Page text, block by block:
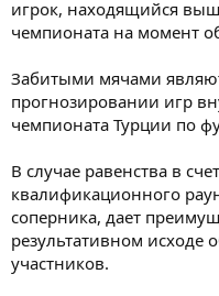
игрок, находящийся
чемпионата на момент
Забитыми мячами
прогнозировании игр
чемпионата Турции по
В случае равенства в
квалификационного
соперника, дает
результативном исходе
участников.